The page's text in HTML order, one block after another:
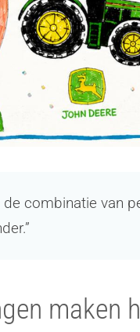
de combinatie van
maken